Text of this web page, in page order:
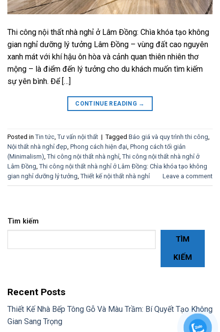
Thi công nội thất nhà nghỉ ở Lâm Đồng: Chìa khóa tạo không
gian nghỉ dưỡng lý tưởng Lâm Đồng – vùng đất cao nguyên
xanh mát với khí hậu ôn hòa và cảnh quan thiên nhiên thơ
mộng – là điểm đến lý tưởng cho du khách muốn tìm kiếm
sự yên bình. Để […]
CONTINUE READING →
Posted in Tin tức, Tư vấn nội thất | Tagged Báo giá và quy trình thi công,
Nội thất nhà nghỉ đẹp, Phong cách hiện đại, Phong cách tối giản
(Minimalism), Thi công nội thất nhà nghỉ, Thi công nội thất nhà nghỉ ở
Lâm Đồng, Thi công nội thất nhà nghỉ ở Lâm Đồng: Chìa khóa tạo không
gian nghỉ dưỡng lý tưởng, Thiết kế nội thất nhà nghỉ Leave a comment
Tìm kiếm
TÌM
KIẾM
Recent Posts
Thiết Kế Nhà Bếp Tông Gỗ Và Màu Trầm: Bí Quyết Tạo Không
Gian Sang Trọng